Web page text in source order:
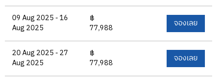
09 Aug 2025 - 16
Aug 2025
฿
77,988
จองเลย
20 Aug 2025 - 27
Aug 2025
฿
77,988
จองเลย